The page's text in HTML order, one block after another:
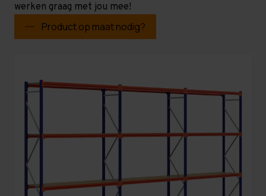
werken graag met jou mee!
Product op maat nodig?